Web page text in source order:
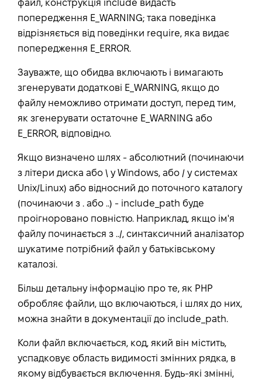
файл, конструкція include видасть
попередження E_WARNING; така поведінка
відрізняється від поведінки require, яка видає
попередження E_ERROR.
Зауважте, що обидва включають і вимагають
згенерувати додаткові E_WARNING, якщо до
файлу неможливо отримати доступ, перед тим,
як згенерувати остаточне E_WARNING або
E_ERROR, відповідно.
Якщо визначено шлях - абсолютний (починаючи
з літери диска або \ у Windows, або / у системах
Unix/Linux) або відносний до поточного каталогу
(починаючи з . або ..) - include_path буде
проігноровано повністю. Наприклад, якщо ім'я
файлу починається з ../, синтаксичний аналізатор
шукатиме потрібний файл у батьківському
каталозі.
Більш детальну інформацію про те, як PHP
обробляє файли, що включаються, і шлях до них,
можна знайти в документації до include_path.
Коли файл включається, код, який він містить,
успадковує область видимості змінних рядка, в
якому відбувається включення. Будь-які змінні,